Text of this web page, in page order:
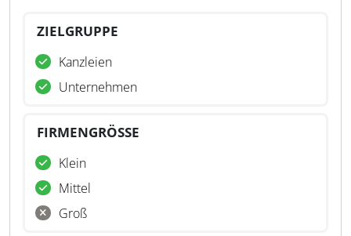
ZIELGRUPPE
Kanzleien
Unternehmen
FIRMENGRÖSSE
Klein
Mittel
Groß